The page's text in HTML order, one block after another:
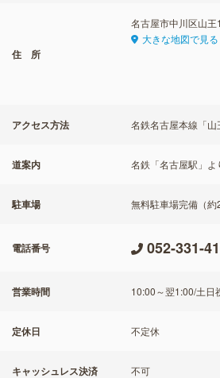
住 所
名古屋市中川区山王
大きな地図で見る
アクセス方法 名鉄名古屋本線「
道案内 名鉄「名古屋駅」
駐車場 無料駐車場完備（約
電話番号 052-331-
営業時間 10:00～翌1:00/土日
定休日 不定休
キャッシュレス決済 不可